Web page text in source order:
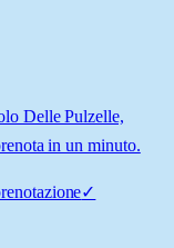
Delle Pulzelle,
in un minuto.
✓